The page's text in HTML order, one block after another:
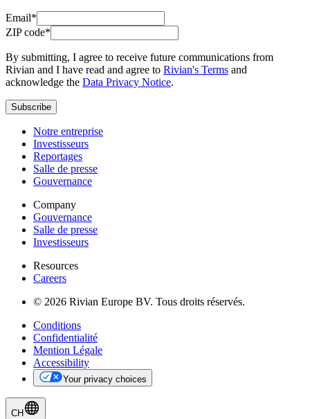
Email*
ZIP code*
By submitting, I agree to receive future communications from
Rivian and I have read and agree to Rivian's Terms and
acknowledge the Data Privacy Notice.
Subscribe
Notre entreprise
Investisseurs
Reportages
Salle de presse
Gouvernance
Company
Gouvernance
Salle de presse
Investisseurs
Resources
Careers
© 2026 Rivian Europe BV. Tous droits réservés.
Conditions
Confidentialité
Mention Légale
Accessibility
Your privacy choices
CH